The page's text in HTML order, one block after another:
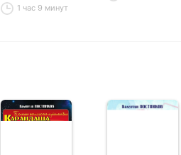
1 час 9 минут